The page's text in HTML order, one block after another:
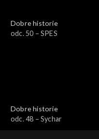
Dobre historie
odc. 50 – SPES
Dobre historie
odc. 48 – Sychar